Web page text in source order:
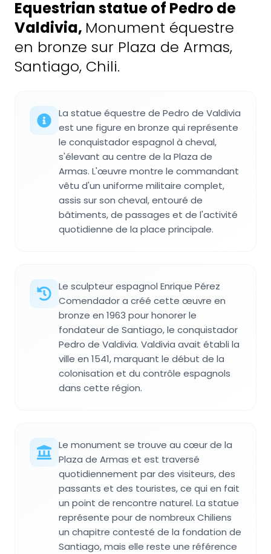
Equestrian statue of Pedro de
Valdivia, Monument équestre
en bronze sur Plaza de Armas,
Santiago, Chili.
La statue équestre de Pedro de Valdivia
est une figure en bronze qui représente
le conquistador espagnol à cheval,
s'élevant au centre de la Plaza de
Armas. L'œuvre montre le commandant
vêtu d'un uniforme militaire complet,
assis sur son cheval, entouré de
bâtiments, de passages et de l'activité
quotidienne de la place principale.
Le sculpteur espagnol Enrique Pérez
Comendador a créé cette œuvre en
bronze en 1963 pour honorer le
fondateur de Santiago, le conquistador
Pedro de Valdivia. Valdivia avait établi la
ville en 1541, marquant le début de la
colonisation et du contrôle espagnols
dans cette région.
Le monument se trouve au cœur de la
Plaza de Armas et est traversé
quotidiennement par des visiteurs, des
passants et des touristes, ce qui en fait
un point de rencontre naturel. La statue
représente pour de nombreux Chiliens
un chapitre contesté de la fondation de
Santiago, mais elle reste une référence